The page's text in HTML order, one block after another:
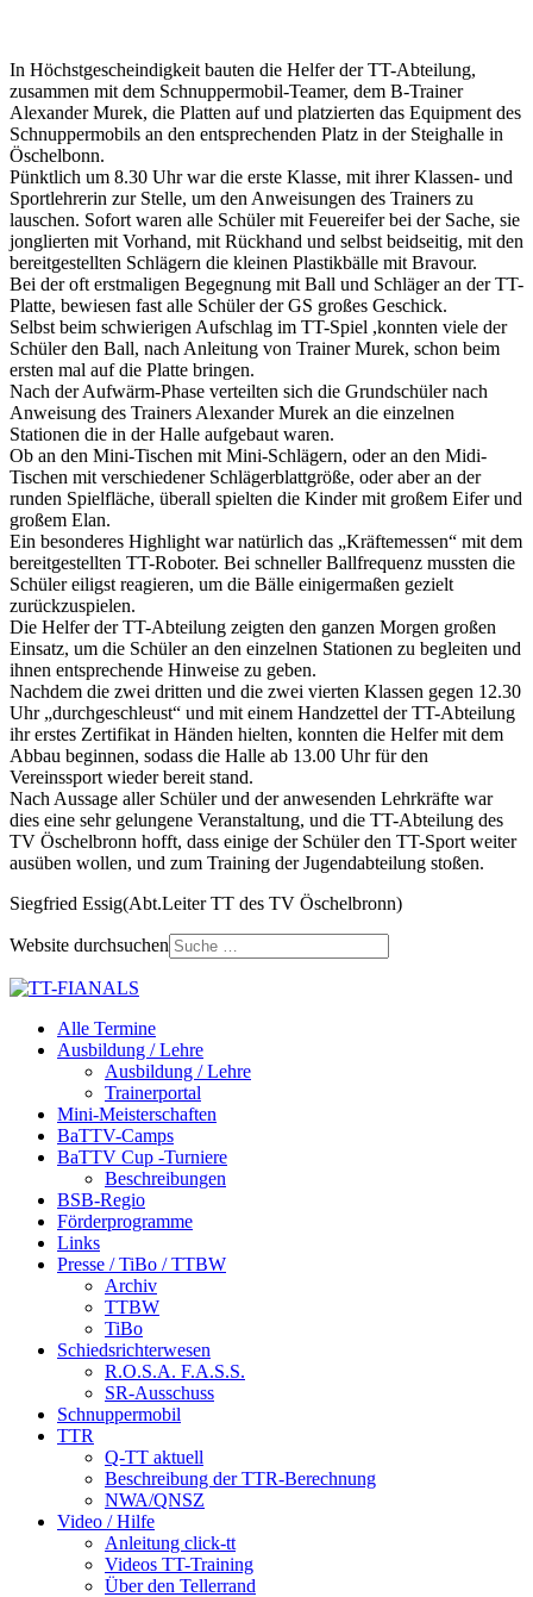
In Höchstgescheindigkeit bauten die Helfer der TT-Abteilung,
zusammen mit dem Schnuppermobil-Teamer, dem B-Trainer
Alexander Murek, die Platten auf und platzierten das Equipment des
Schnuppermobils an den entsprechenden Platz in der Steighalle in
Öschelbonn.
Pünktlich um 8.30 Uhr war die erste Klasse, mit ihrer Klassen- und
Sportlehrerin zur Stelle, um den Anweisungen des Trainers zu
lauschen. Sofort waren alle Schüler mit Feuereifer bei der Sache, sie
jonglierten mit Vorhand, mit Rückhand und selbst beidseitig, mit den
bereitgestellten Schlägern die kleinen Plastikbälle mit Bravour.
Bei der oft erstmaligen Begegnung mit Ball und Schläger an der TT-
Platte, bewiesen fast alle Schüler der GS großes Geschick.
Selbst beim schwierigen Aufschlag im TT-Spiel ,konnten viele der
Schüler den Ball, nach Anleitung von Trainer Murek, schon beim
ersten mal auf die Platte bringen.
Nach der Aufwärm-Phase verteilten sich die Grundschüler nach
Anweisung des Trainers Alexander Murek an die einzelnen
Stationen die in der Halle aufgebaut waren.
Ob an den Mini-Tischen mit Mini-Schlägern, oder an den Midi-
Tischen mit verschiedener Schlägerblattgröße, oder aber an der
runden Spielfläche, überall spielten die Kinder mit großem Eifer und
großem Elan.
Ein besonderes Highlight war natürlich das „Kräftemessen“ mit dem
bereitgestellten TT-Roboter. Bei schneller Ballfrequenz mussten die
Schüler eiligst reagieren, um die Bälle einigermaßen gezielt
zurückzuspielen.
Die Helfer der TT-Abteilung zeigten den ganzen Morgen großen
Einsatz, um die Schüler an den einzelnen Stationen zu begleiten und
ihnen entsprechende Hinweise zu geben.
Nachdem die zwei dritten und die zwei vierten Klassen gegen 12.30
Uhr „durchgeschleust“ und mit einem Handzettel der TT-Abteilung
ihr erstes Zertifikat in Händen hielten, konnten die Helfer mit dem
Abbau beginnen, sodass die Halle ab 13.00 Uhr für den
Vereinssport wieder bereit stand.
Nach Aussage aller Schüler und der anwesenden Lehrkräfte war
dies eine sehr gelungene Veranstaltung, und die TT-Abteilung des
TV Öschelbronn hofft, dass einige der Schüler den TT-Sport weiter
ausüben wollen, und zum Training der Jugendabteilung stoßen.
Siegfried Essig(Abt.Leiter TT des TV Öschelbronn)
Website durchsuchen
Alle Termine
Ausbildung / Lehre
Ausbildung / Lehre
Trainerportal
Mini-Meisterschaften
BaTTV-Camps
BaTTV Cup -Turniere
Beschreibungen
BSB-Regio
Förderprogramme
Links
Presse / TiBo / TTBW
Archiv
TTBW
TiBo
Schiedsrichterwesen
R.O.S.A. F.A.S.S.
SR-Ausschuss
Schnuppermobil
TTR
Q-TT aktuell
Beschreibung der TTR-Berechnung
NWA/QNSZ
Video / Hilfe
Anleitung click-tt
Videos TT-Training
Über den Tellerrand